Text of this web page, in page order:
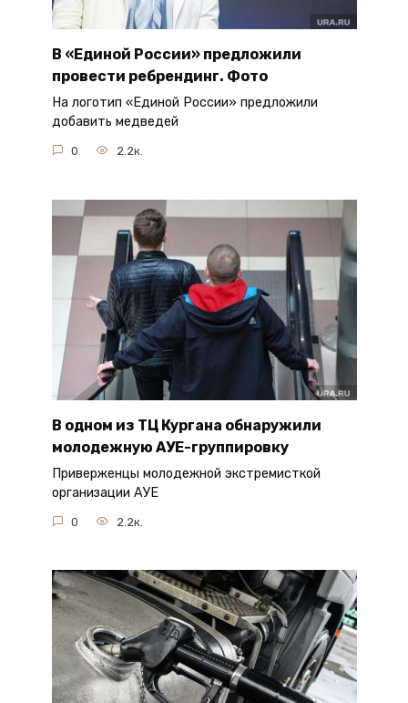
В «Единой России» предложили
провести ребрендинг. Фото
На логотип «Единой России» предложили
добавить медведей
0 2.2к.
В одном из ТЦ Кургана обнаружили
молодежную АУЕ-группировку
Приверженцы молодежной экстремисткой
организации АУЕ
0 2.2к.